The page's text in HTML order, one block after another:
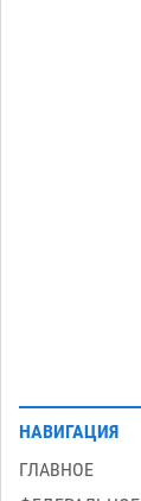
НАВИГАЦИЯ
ГЛАВНОЕ